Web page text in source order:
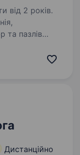
від 2 років.
та пазлів
Дистанційно